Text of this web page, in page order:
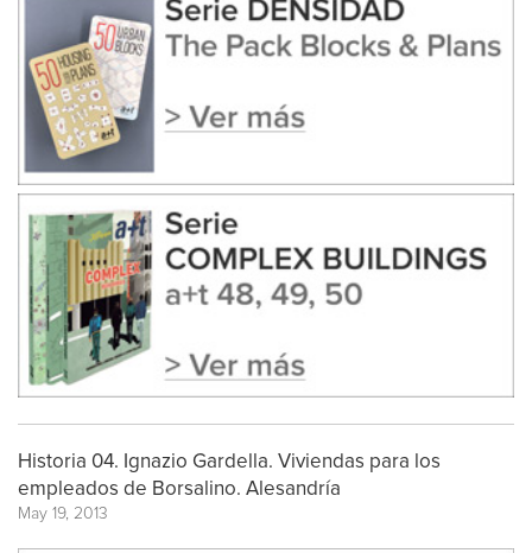
Historia 04. Ignazio Gardella. Viviendas para los
empleados de Borsalino. Alesandría
May 19, 2013